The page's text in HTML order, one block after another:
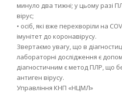
минуло два тижні; у цьому разі
вірус;
• осіб, які вже перехворіли на
імунітет до коронавірусу.
Звертаємо увагу, що в
лабораторні дослідження є
діагностичним є метод ПЛР, що
антиген вірусу.
Управління КНП «НЦМЛ»